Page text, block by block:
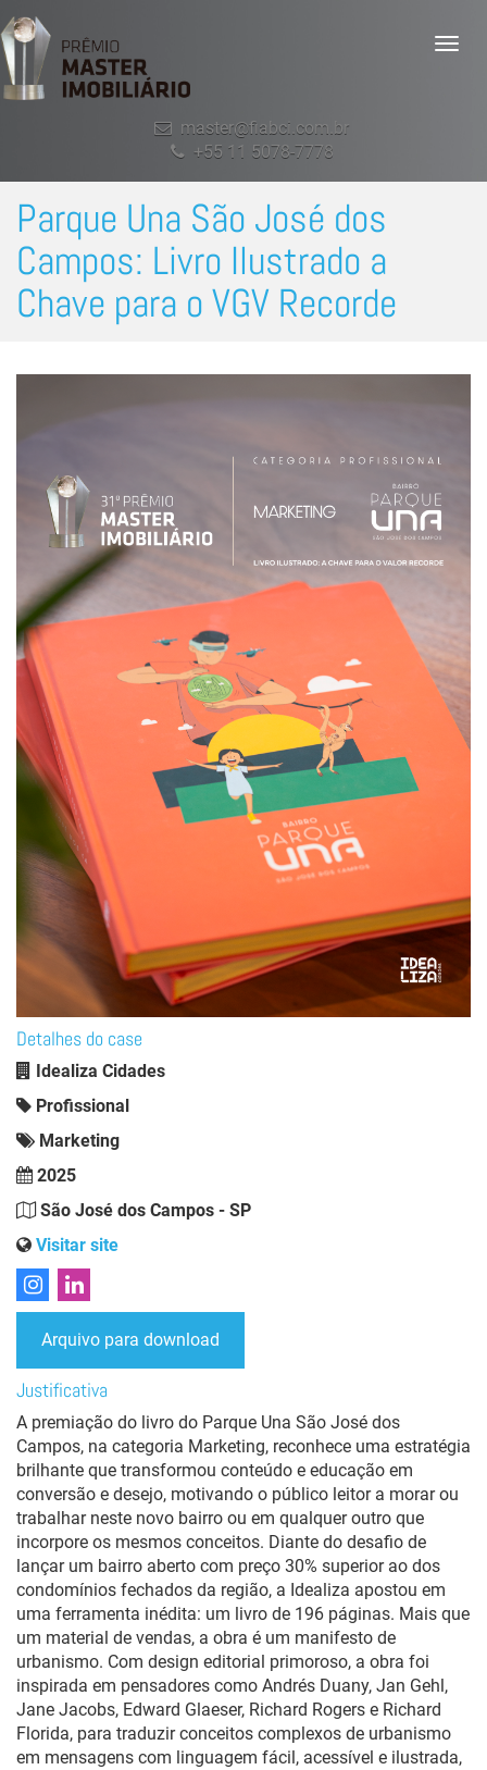
master@fiabci.com.br
+55 11 5078-7778
Parque Una São José dos
Campos: Livro Ilustrado a
Chave para o VGV Recorde
Detalhes do case
Idealiza Cidades
Profissional
Marketing
2025
São José dos Campos - SP
Visitar site
Arquivo para download
Justificativa
A premiação do livro do Parque Una São José dos
Campos, na categoria Marketing, reconhece uma estratégia
brilhante que transformou conteúdo e educação em
conversão e desejo, motivando o público leitor a morar ou
trabalhar neste novo bairro ou em qualquer outro que
incorpore os mesmos conceitos. Diante do desafio de
lançar um bairro aberto com preço 30% superior ao dos
condomínios fechados da região, a Idealiza apostou em
uma ferramenta inédita: um livro de 196 páginas. Mais que
um material de vendas, a obra é um manifesto de
urbanismo. Com design editorial primoroso, a obra foi
inspirada em pensadores como Andrés Duany, Jan Gehl,
Jane Jacobs, Edward Glaeser, Richard Rogers e Richard
Florida, para traduzir conceitos complexos de urbanismo
em mensagens com linguagem fácil, acessível e ilustrada,